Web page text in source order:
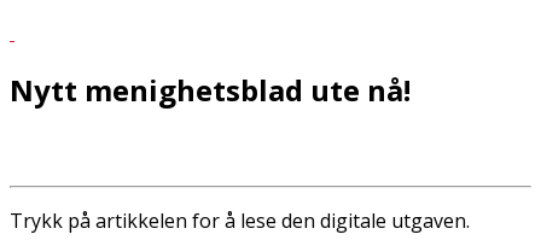
Nytt menighetsblad ute nå!
Trykk på artikkelen for å lese den digitale utgaven.